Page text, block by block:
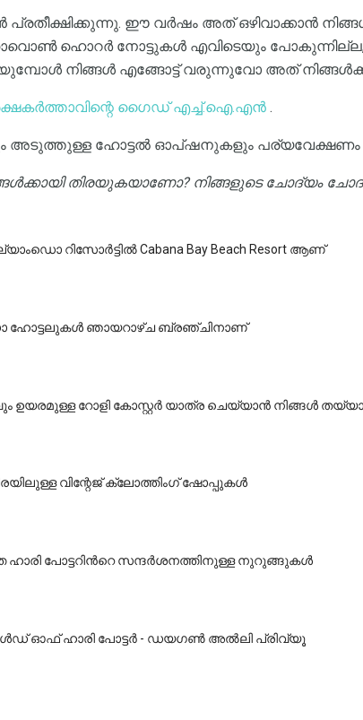
ഈ വർഷം അത് ഒഴിവാക്കാൻ
ഹൊറർ നോട്ടുകൾ എവിടെയും
നിങ്ങൾ എങ്ങോട്ട് വരുന്നുവോ അത് നിങ്ങൾക്ക്
ഗൈഡ് എച്ച്.ഐ.എൻ .
അടുത്തുള്ള ഹോട്ടൽ ഓപ്ഷനുകളും
തിരയുകയാണോ? നിങ്ങളുടെ ചോദ്യം
റിസോർട്ടിൽ Cabana Bay Beach Resort ആണ്
ഹോട്ടലുകൾ ഞായറാഴ്ച ബ്രഞ്ചിനാണ്
ഉയരമുള്ള റോളി കോസ്റ്റർ യാത്ര ചെയ്യാൻ നിങ്ങൾ
വിന്റേജ് ക്ലോത്തിംഗ് ഷോപ്പുകൾ
ഹാരി പോട്ടറിൻറെ സന്ദർശനത്തിനുള്ള നുറുങ്ങുകൾ
ഓഫ് ഹാരി പോട്ടർ - ഡയഗൺ അൽലി പ്രിവ്യൂ